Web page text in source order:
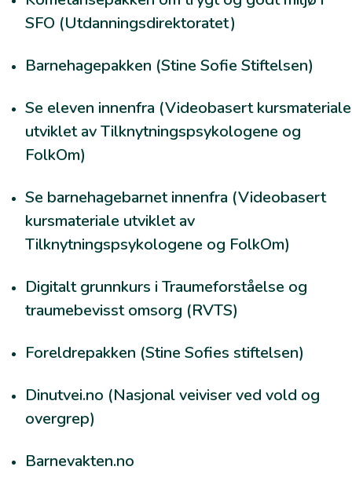
SFO (Utdanningsdirektoratet)
Barnehagepakken (Stine Sofie Stiftelsen)
Se eleven innenfra (Videobasert kursmateriale
utviklet av Tilknytningspsykologene og
FolkOm)
Se barnehagebarnet innenfra (Videobasert
kursmateriale utviklet av
Tilknytningspsykologene og FolkOm)
Digitalt grunnkurs i Traumeforståelse og
traumebevisst omsorg (RVTS)
Foreldrepakken (Stine Sofies stiftelsen)
Dinutvei.no (Nasjonal veiviser ved vold og
overgrep)
Barnevakten.no